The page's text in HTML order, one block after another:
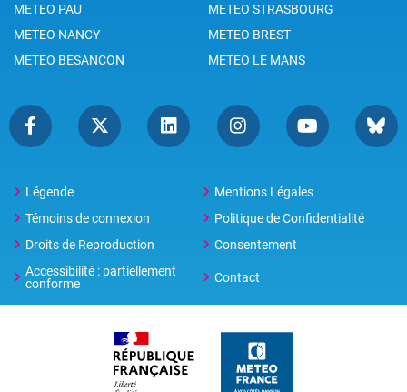
METEO PAU
METEO STRASBOURG
METEO NANCY
METEO BREST
METEO BESANCON
METEO LE MANS
Légende
Mentions Légales
Témoins de connexion
Politique de Confidentialité
Droits de Reproduction
Consentement
Accessibilité : partiellement
conforme
Contact